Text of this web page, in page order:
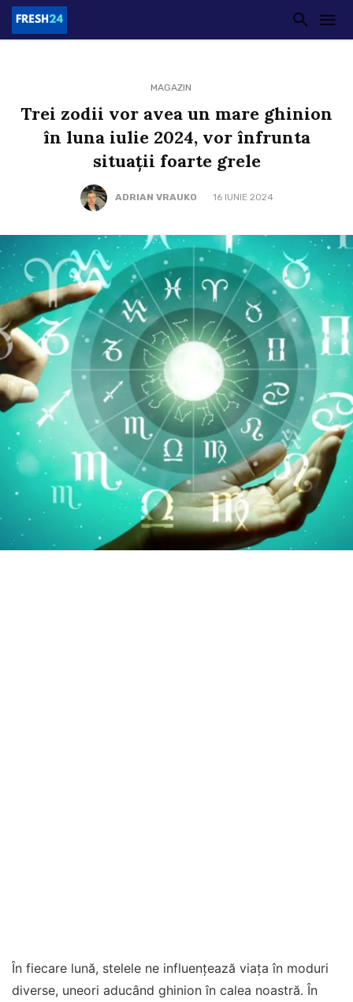
MAGAZIN
Trei zodii vor avea un mare ghinion
în luna iulie 2024, vor înfrunta
situații foarte grele
ADRIAN VRAUKO 16 IUNIE 2024
În fiecare lună, stelele ne influențează viața în moduri
diverse, uneori aducând ghinion în calea noastră. În